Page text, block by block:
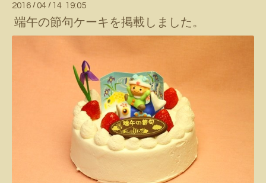
2016 / 04 / 14 19:05
端午の節句ケーキを掲載しました。